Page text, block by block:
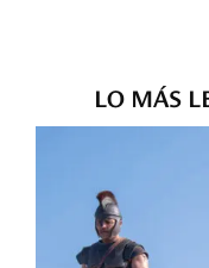
LO MÁS